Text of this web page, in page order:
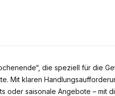
die speziell für die
Mit klaren
saisonale Angebote – mit